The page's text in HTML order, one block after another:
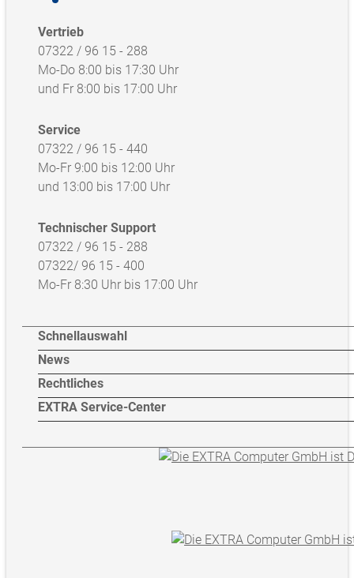
Vertrieb
07322 / 96 15 - 288
Mo-Do 8:00 bis 17:30 Uhr
und Fr 8:00 bis 17:00 Uhr
Service
07322 / 96 15 - 440
Mo-Fr 9:00 bis 12:00 Uhr
und 13:00 bis 17:00 Uhr
Technischer Support
07322 / 96 15 - 288
07322/ 96 15 - 400
Mo-Fr 8:30 Uhr bis 17:00 Uhr
Schnellauswahl
News
Rechtliches
EXTRA Service-Center